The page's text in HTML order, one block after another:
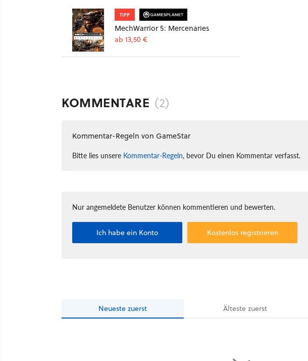
TIPP
MechWarrior 5: Mercenaries
ab 13,50 €
KOMMENTARE (2)
Kommentar-Regeln von GameStar
Bitte lies unsere Kommentar-Regeln, bevor Du einen Kommentar verfasst.
Nur angemeldete Benutzer können kommentieren und bewerten.
Ich habe ein Konto Kostenlos registrieren
Neueste zuerst Ältestezuerst